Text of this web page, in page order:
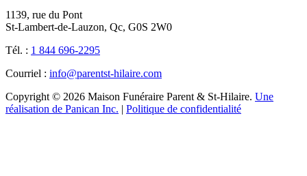
1139, rue du Pont
St-Lambert-de-Lauzon, Qc, G0S 2W0
Tél. : 1 844 696-2295
Courriel : info@parentst-hilaire.com
Copyright © 2026 Maison Funéraire Parent & St-Hilaire. Une
réalisation de Panican Inc. | Politique de confidentialité